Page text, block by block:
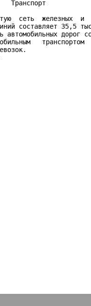
Транспорт
сеть  железных  и
составляет 35,5
автомобильных дорог
транспортом